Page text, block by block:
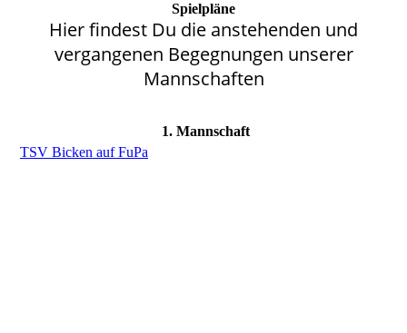
Spielpläne
Hier findest Du die anstehenden und
vergangenen Begegnungen unserer
Mannschaften
1. Mannschaft